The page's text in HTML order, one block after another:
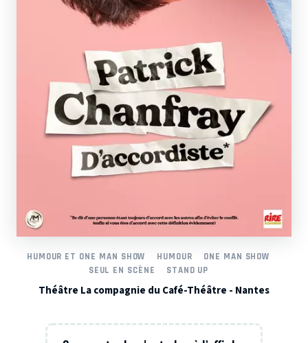
HUMOUR ET ONE MAN SHOW HUMOUR
ONE MAN SHOW
SEUL EN SCÈNE
STAND UP
Théâtre La compagnie du Café-Théâtre - Nantes